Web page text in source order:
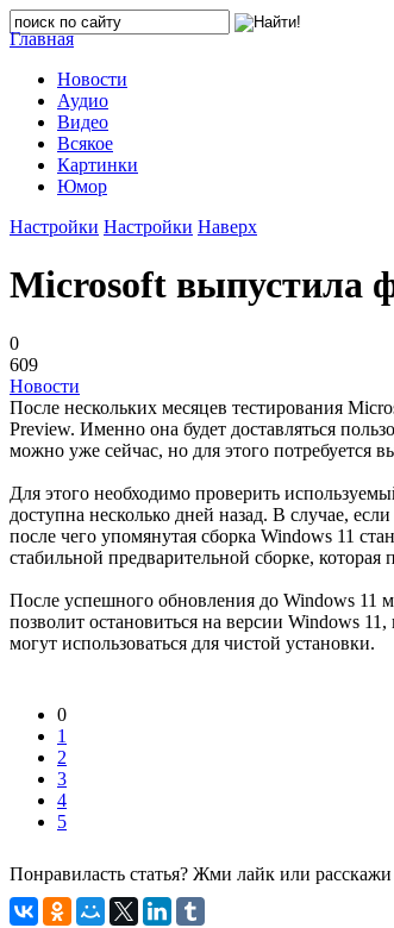
Главная
Новости
Аудио
Видео
Всякое
Картинки
Юмор
Настройки Настройки Наверх
Microsoft выпустила
0
609
Новости
После нескольких месяцев тестирования
Preview. Именно она будет доставляться
можно уже сейчас, но для этого потребуется
Для этого необходимо проверить
доступна несколько дней назад. В случае,
после чего упомянутая сборка Windows 11
стабильной предварительной сборке, которая
После успешного обновления до Windows 11
позволит остановиться на версии Windows
могут использоваться для чистой установки.
0
1
2
3
4
5
Понравиласть статья? Жми лайк или